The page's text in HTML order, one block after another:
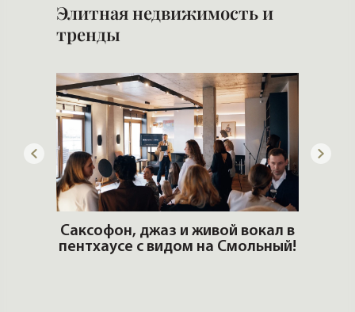
Элитная недвижимость и
тренды
Саксофон, джаз и живой вокал в
пентхаусе с видом на Смольный!